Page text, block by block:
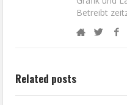
Betreibt
Related posts